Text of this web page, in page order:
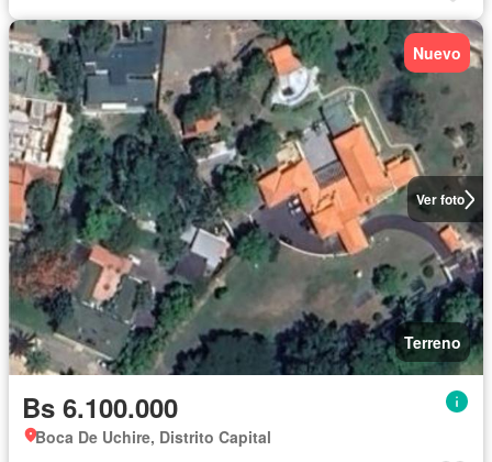
Ver foto
Nuevo
Terreno
Bs 6.100.000
Boca De Uchire, Distrito Capital